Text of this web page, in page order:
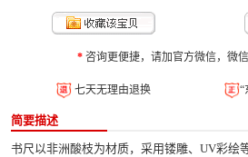
*咨询更便捷，请加官方微信，微信
七天无理由退换 “
简要描述
书尺以非洲酸枝为材质，采用镂雕、UV彩绘